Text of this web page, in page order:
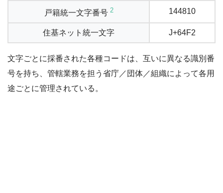
戸籍統一文字番号 2 144810
住基ネット統一文字 J+64F2
文字ごとに採番された各種コードは、互いに異なる識別番
号を持ち、管轄業務を担う省庁／団体／組織によって各用
途ごとに管理されている。